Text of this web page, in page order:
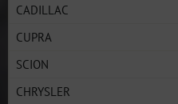
CADILLAC
CUPRA
SCION
CHRYSLER